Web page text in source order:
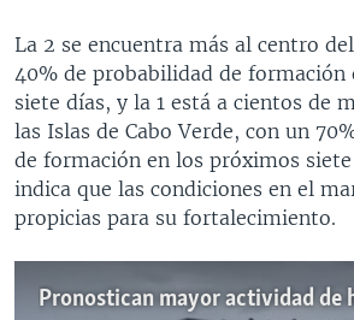
La 2 se encuentra más al centro
40% de probabilidad de formación
siete días, y la 1 está a cientos de
las Islas de Cabo Verde, con un
de formación en los próximos siete
indica que las condiciones en el
propicias para su fortalecimiento.